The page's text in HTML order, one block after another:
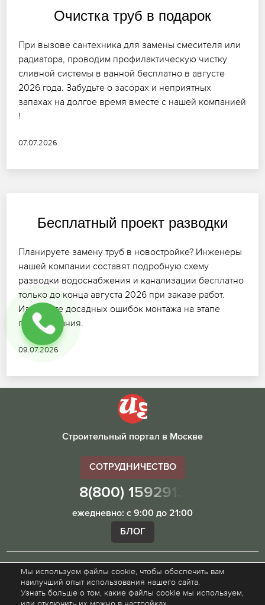
Очистка труб в подарок
При вызове сантехника для замены смесителя или
радиатора, проводим профилактическую чистку
сливной системы в ванной бесплатно в августе
2026 года. Забудьте о засорах и неприятных
запахах на долгое время вместе с нашей компанией
!
07.07.2026
Бесплатный проект разводки
Планируете замену труб в новостройке? Инженеры
нашей компании составят подробную схему
разводки водоснабжения и канализации бесплатно
только до конца августа 2026 при заказе работ.
Избегайте досадных ошибок монтажа на этапе
планирования.
09.07.2026
Строительный портал в Москве
СОТРУДНИЧЕСТВО
8(800) 1592913
ежедневно: с 9:00 до 21:00
БЛОГ
Внимание! Наш сайт ugibddmo.ru, носит исключительно
информационный характер и не является публичной
офертой.
Мы используем файлы cookie, чтобы обеспечить вам
наилучший опыт использования нашего сайта.
Узнать больше о том, какие файлы cookie мы используем,